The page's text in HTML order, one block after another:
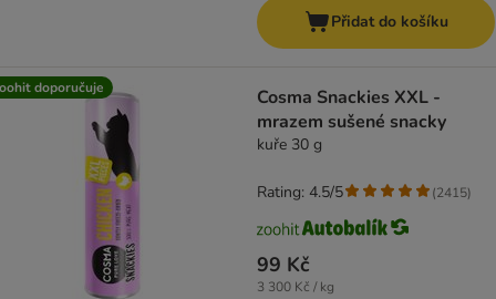
Přidat do košíku
doporučuje
Cosma Snackies XXL -
mrazem sušené snacky
kuře 30 g
99 Kč
3 300 Kč / kg
Rating: 4.5/5 (2415)